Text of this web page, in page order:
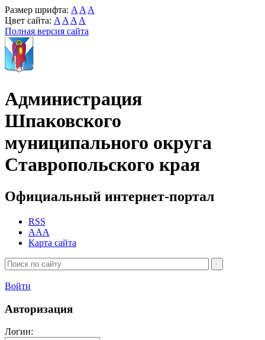
Размер шрифта: A A A
Цвет сайта: A A A A
Полная версия сайта
Администрация
Шпаковского
муниципального округа
Ставропольского края
Официальный интернет-портал
RSS
AAA
Карта сайта
Войти
Авторизация
Логин: